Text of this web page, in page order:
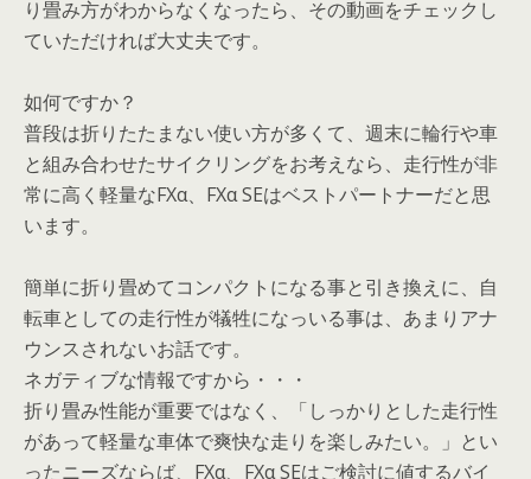
り畳み方がわからなくなったら、その動画をチェックし
ていただければ大丈夫です。
如何ですか？
普段は折りたたまない使い方が多くて、週末に輪行や車
と組み合わせたサイクリングをお考えなら、走行性が非
常に高く軽量なFXα、FXα SEはベストパートナーだと思
います。
簡単に折り畳めてコンパクトになる事と引き換えに、自
転車としての走行性が犠牲になっいる事は、あまりアナ
ウンスされないお話です。
ネガティブな情報ですから・・・
折り畳み性能が重要ではなく、「しっかりとした走行性
があって軽量な車体で爽快な走りを楽しみたい。」とい
ったニーズならば、FXα、FXα SEはご検討に値するバイ